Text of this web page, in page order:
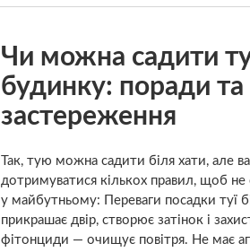
Чи можна садити
будинку: поради та
застереження
Так, тую можна садити біля хати, але
дотримуватися кількох правил, щоб
у майбутньому: Переваги посадки туї
прикрашає двір, створює затінок і
фітонциди — очищує повітря. Не має